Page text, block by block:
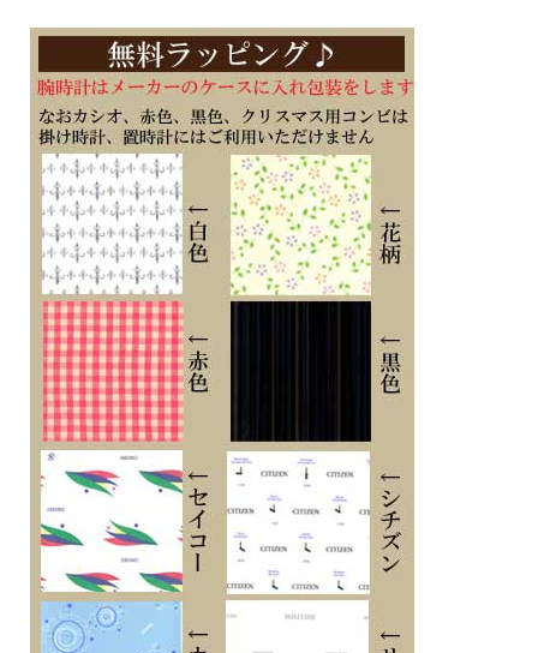
ワールドタイム約300都市
ストップウオッチデータ転送
タイム＆プレイス
携帯電話探索
・内面反射防止コーティングサファイアガラス
・ワールドタイム：世界38都市（38タイムゾーン、サマータイム自動設定機能付
き）＋UTC（協定世界時）の時刻表示、ホームタイムの都市入替機能
・ストップウオッチ（1/100秒（1時間未満）／1秒（1時間以上）、24時間計、ラ
ップ／スプリット付き）
・タイマー（セット単位：1秒、最大セット：60分、1秒単位で計測、予告音付
き）
・時刻アラーム5本（予告音付き）・時報
・ダブルLEDライト：文字板用LEDライト（スーパーイルミネーター、残照機能、
残照時間切替（1.5秒/3秒）付き）、LCD部用LEDバックライト（スーパーイルミネ
ーター、残照機能、残照時間切替（1.5秒/3秒）付き）
・LED：ホワイト
・ネオブライト
・操作音ON/OFF切替機能
・パワーセービング機能（暗所では一定時間が経過すると表示を消し運針を停止し
て節電します）
・バッテリーインジケーター表示
・フル充電時からソーラー発電無しの状態での駆動時間
機能使用の場合：約7ヵ月
パワーセービング状態の場合：約18ヵ月
※スマートフォンと連携しない場合は、通常のクオーツ精度（平均月差±15秒）で
動作します。